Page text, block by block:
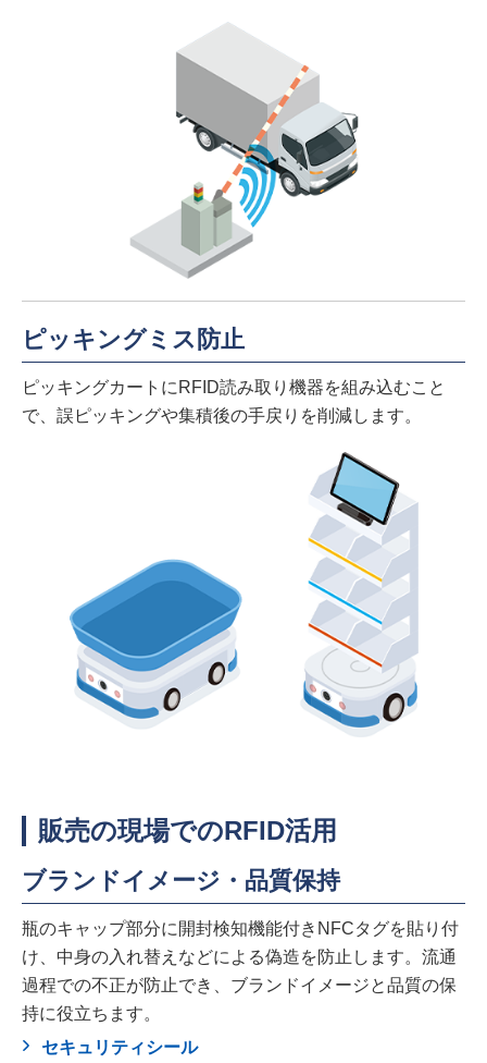
ピッキングミス防止
ピッキングカートにRFID読み取り機器を組み込むこと
で、誤ピッキングや集積後の手戻りを削減します。
販売の現場でのRFID活用
ブランドイメージ・品質保持
瓶のキャップ部分に開封検知機能付きNFCタグを貼り付
け、中身の入れ替えなどによる偽造を防止します。流通
過程での不正が防止でき、ブランドイメージと品質の保
持に役立ちます。
セキュリティシール